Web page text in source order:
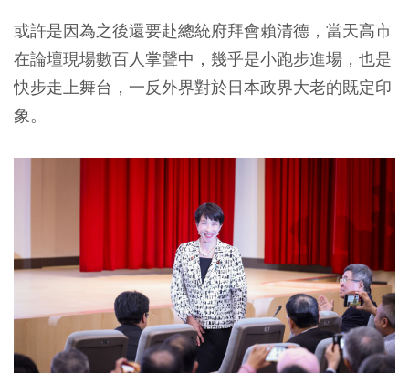
或許是因為之後還要赴總統府拜會賴清德，當天高市
在論壇現場數百人掌聲中，幾乎是小跑步進場，也是
快步走上舞台，一反外界對於日本政界大老的既定印
象。